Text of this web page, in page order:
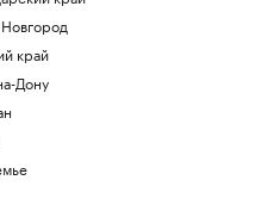
край
Дону